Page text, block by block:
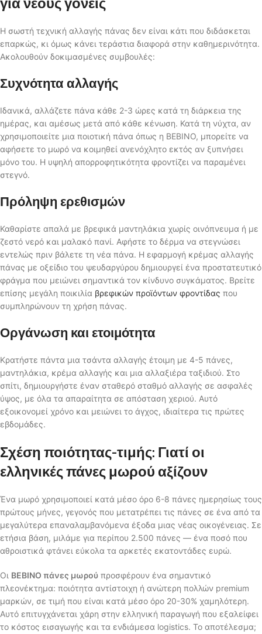
για νέους γονείς
Η σωστή τεχνική αλλαγής πάνας δεν είναι κάτι που διδάσκεται
επαρκώς, κι όμως κάνει τεράστια διαφορά στην καθημερινότητα.
Ακολουθούν δοκιμασμένες συμβουλές:
Συχνότητα αλλαγής
Ιδανικά, αλλάζετε πάνα κάθε 2-3 ώρες κατά τη διάρκεια της
ημέρας, και αμέσως μετά από κάθε κένωση. Κατά τη νύχτα, αν
χρησιμοποιείτε μια ποιοτική πάνα όπως η BEBINO, μπορείτε να
αφήσετε το μωρό να κοιμηθεί ανενόχλητο εκτός αν ξυπνήσει
μόνο του. Η υψηλή απορροφητικότητα φροντίζει να παραμένει
στεγνό.
Πρόληψη ερεθισμών
Καθαρίστε απαλά με βρεφικά μαντηλάκια χωρίς οινόπνευμα ή με
ζεστό νερό και μαλακό πανί. Αφήστε το δέρμα να στεγνώσει
εντελώς πριν βάλετε τη νέα πάνα. Η εφαρμογή κρέμας αλλαγής
πάνας με οξείδιο του ψευδαργύρου δημιουργεί ένα προστατευτικό
φράγμα που μειώνει σημαντικά τον κίνδυνο συγκάματος. Βρείτε
επίσης μεγάλη ποικιλία βρεφικών προϊόντων φροντίδας που
συμπληρώνουν τη χρήση πάνας.
Οργάνωση και ετοιμότητα
Κρατήστε πάντα μια τσάντα αλλαγής έτοιμη με 4-5 πάνες,
μαντηλάκια, κρέμα αλλαγής και μια αλλαξιέρα ταξιδιού. Στο
σπίτι, δημιουργήστε έναν σταθερό σταθμό αλλαγής σε ασφαλές
ύψος, με όλα τα απαραίτητα σε απόσταση χεριού. Αυτό
εξοικονομεί χρόνο και μειώνει το άγχος, ιδιαίτερα τις πρώτες
εβδομάδες.
Σχέση ποιότητας-τιμής: Γιατί οι
ελληνικές πάνες μωρού αξίζουν
Ένα μωρό χρησιμοποιεί κατά μέσο όρο 6-8 πάνες ημερησίως τους
πρώτους μήνες, γεγονός που μετατρέπει τις πάνες σε ένα από τα
μεγαλύτερα επαναλαμβανόμενα έξοδα μιας νέας οικογένειας. Σε
ετήσια βάση, μιλάμε για περίπου 2.500 πάνες — ένα ποσό που
αθροιστικά φτάνει εύκολα τα αρκετές εκατοντάδες ευρώ.
Οι BEBINO πάνες μωρού προσφέρουν ένα σημαντικό
πλεονέκτημα: ποιότητα αντίστοιχη ή ανώτερη πολλών premium
μαρκών, σε τιμή που είναι κατά μέσο όρο 20-30% χαμηλότερη.
Αυτό επιτυγχάνεται χάρη στην ελληνική παραγωγή που εξαλείφει
το κόστος εισαγωγής και τα ενδιάμεσα logistics. Το αποτέλεσμα;